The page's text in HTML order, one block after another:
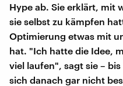
Hype ab. Sie erklärt, mit
sie selbst zu kämpfen
Optimierung etwas mit
hat. "Ich hatte die Idee,
viel laufen", sagt sie –
sich danach gar nicht